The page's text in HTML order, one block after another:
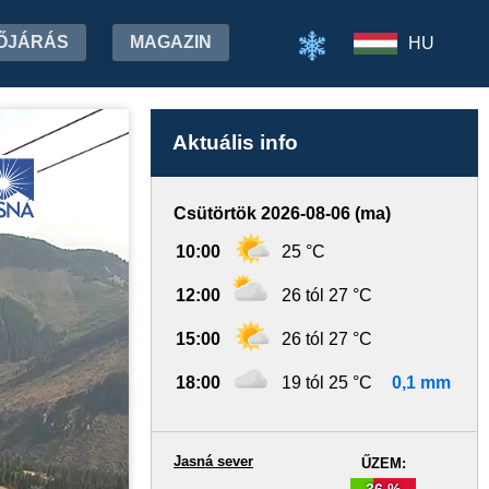
MAGAZIN HU
Aktuális info
Csütörtök 2026-08-06 (ma)
10:00 25 °C
12:00 26 tól 27 °C
15:00 26 tól 27 °C
18:00 19 tól 25 °C 0,1 mm
ŰZEM:
Jasná sever